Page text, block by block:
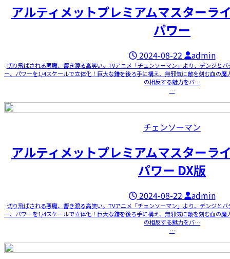
アルティメットプレミアムマスターラ
パワー
2024-08-22 admin
切り飛ばされる悪魔、響き渡る高笑い。TVアニメ「チェンソーマン」より、デンジと
ー、パワーを1/4スケールで立体化！巨大な鎌を後ろ手に構え、無邪気に敵を刻む血の
の相反する魅力をバ…
…
チェンソーマン
アルティメットプレミアムマスターラ
パワー DX版
2024-08-22 admin
切り飛ばされる悪魔、響き渡る高笑い。TVアニメ「チェンソーマン」より、デンジと
ー、パワーを1/4スケールで立体化！巨大な鎌を後ろ手に構え、無邪気に敵を刻む血の
の相反する魅力をバ…
…